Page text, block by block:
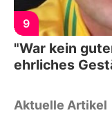
9
"War kein
ehrliches
Aktuelle Artikel